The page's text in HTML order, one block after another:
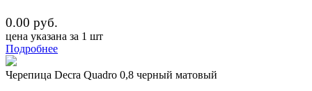
0.00 руб.
цена указана за 1 шт
Подробнее
Черепица Decra Quadro 0,8 черный матовый